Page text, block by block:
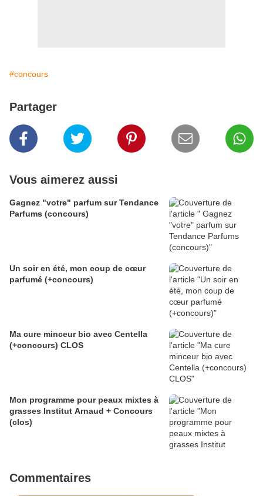
#concours
Partager
Vous aimerez aussi
Gagnez "votre" parfum sur Tendance
Parfums (concours)
Un soir en été, mon coup de cœur
parfumé (+concours)
Ma cure minceur bio avec Centella
(+concours) CLOS
Mon programme pour peaux mixtes à
grasses Institut Arnaud + Concours
(clos)
Commentaires